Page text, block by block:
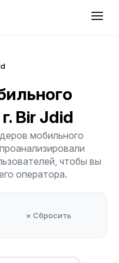
г. Bir Jdid
мобильного
чтобы вы
оператора.
× Сбросить